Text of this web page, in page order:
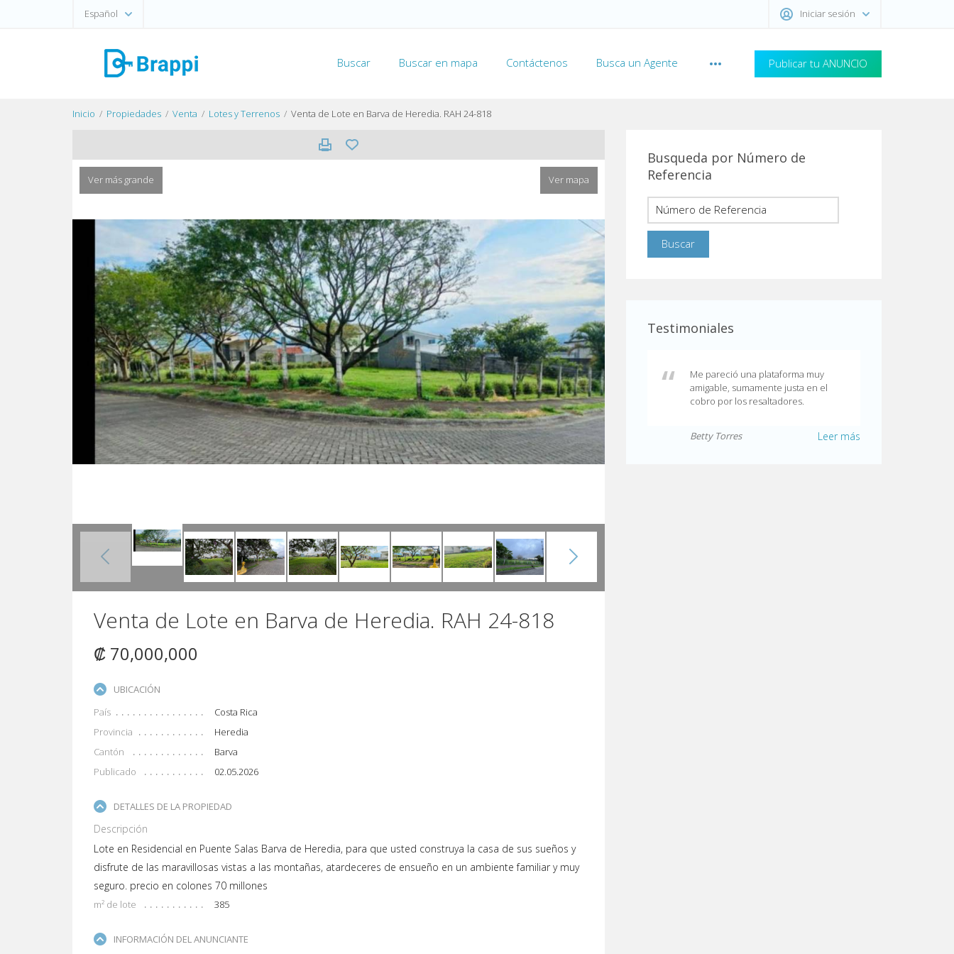
Español Iniciar sesión
Publicar tu ANUNCIO
Buscar Buscar en mapa Contáctenos Busca un Agente
Inicio Propiedades Venta Lotes y Terrenos Venta de Lote en Barva de Heredia. RAH 24-818
Busqueda por Número de
Referencia
Testimoniales
Me pareció una plataforma muy
amigable, sumamente justa en el
cobro por los resaltadores.
Leer más
Betty Torres
Ver más grande Ver mapa
Venta de Lote en Barva de Heredia. RAH 24-818
₡ 70,000,000
UBICACIÓN
País
Costa Rica
Provincia
Heredia
Cantón
Barva
Publicado
02.05.2026
DETALLES DE LA PROPIEDAD
Descripción
Lote en Residencial en Puente Salas Barva de Heredia, para que usted construya la casa de sus sueños y
disfrute de las maravillosas vistas a las montañas, atardeceres de ensueño en un ambiente familiar y muy
seguro. precio en colones 70 millones
m² de lote 385
INFORMACIÓN DEL ANUNCIANTE